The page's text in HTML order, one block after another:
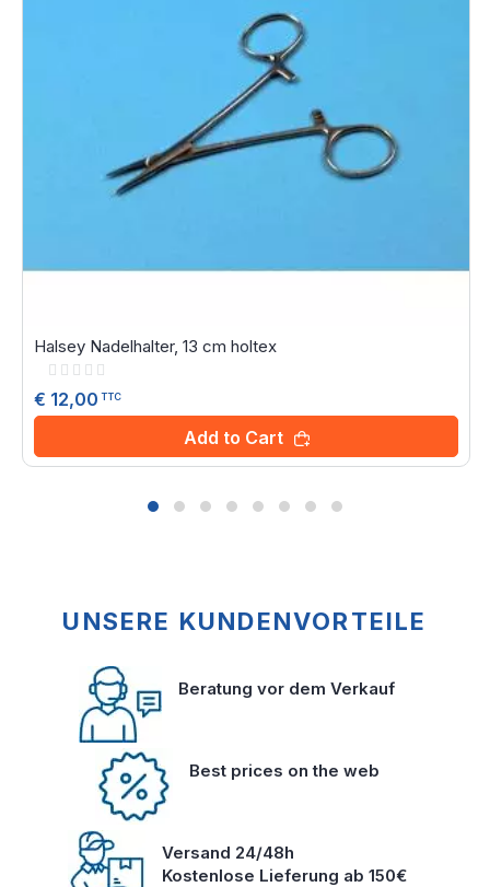
Halsey Nadelhalter, 13 cm holtex
Rating:
€ 12,00 TTC
Add to Cart
UNSERE KUNDENVORTEILE
Beratung vor dem Verkauf
Best prices on the web
Versand 24/48h
Kostenlose Lieferung ab 150€